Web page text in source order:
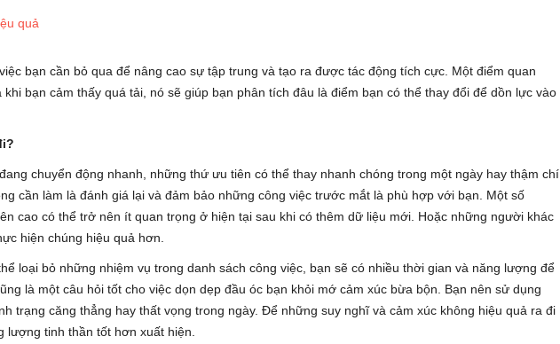
bạn cần bỏ qua để nâng cao sự tập trung và tạo ra được tác động tích cực. Một điểm quan
bạn cảm thấy quá tải, nó sẽ giúp bạn phân tích đâu là điểm bạn có thể thay đổi để dồn lực vào
chuyển động nhanh, những thứ ưu tiên có thể thay nhanh chóng trong một ngày hay thậm chí
cần làm là đánh giá lại và đảm bảo những công việc trước mắt là phù hợp với bạn. Một số
cao có thể trở nên ít quan trọng ở hiện tại sau khi có thêm dữ liệu mới. Hoặc những người khác
hiện chúng hiệu quả hơn.
loại bỏ những nhiệm vụ trong danh sách công việc, bạn sẽ có nhiều thời gian và năng lượng để
là một câu hỏi tốt cho việc dọn dẹp đầu óc bạn khỏi mớ cảm xúc bừa bộn. Bạn nên sử dụng
trạng căng thẳng hay thất vọng trong ngày. Để những suy nghĩ và cảm xúc không hiệu quả ra đi
lượng tinh thần tốt hơn xuất hiện.